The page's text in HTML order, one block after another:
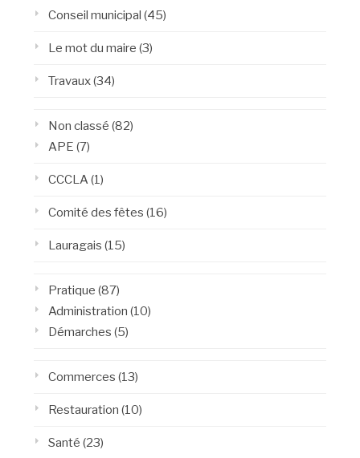
Conseil municipal (45)
Le mot du maire (3)
Travaux(34)
Non classé (82)
APE (7)
CCCLA(1)
Comité des fêtes (16)
Lauragais (15)
Pratique (87)
Administration (10)
Démarches (5)
Commerces (13)
Restauration (10)
Santé (23)